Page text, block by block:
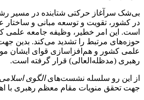
بی‌شک سرآغاز حرکتی شتابنده در مسیر
در کشور، تقویت و توسعه مبانی و ساختار
است. این امر خطیر، وظیفه جامعه علمی
حوزه‌های مرتبط را تشدید می‌کند. بدین
علمی کشور و هم‌افزاسازی قوای ایشان
رهبری (مدظله‌العالی) قرار گرفته است.
از این رو سلسله نشست‌هایالگوی
جهت تحقق منویات مقام معظم رهبری با